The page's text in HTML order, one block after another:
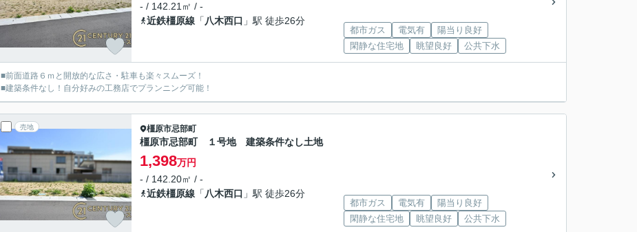
- / 142.21㎡ / -
近鉄橿原線 「 八木西口 」駅 徒歩26分
都市ガス 電気有
陽当り良好
閑静な住宅地
眺望良好 公共下水
■前面道路６ｍと開放的な広さ・駐車も楽々スムーズ！
■建築条件なし！自分好みの工務店でプランニング可能！
売地 橿原市忌部町
橿原市忌部町 １号地 建築条件なし土地
1,398万円
- / 142.20㎡ / -
近鉄橿原線 「 八木西口 」駅 徒歩26分
都市ガス 電気有
陽当り良好
閑静な住宅地
眺望良好 公共下水